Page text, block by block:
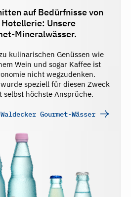
auf Bedürfnisse von
Unsere
Mineralwässer.
kulinarischen Genüssen wie
Wein und sogar Kaffee ist
nicht wegzudenken.
speziell für diesen Zweck
höchste Ansprüche.
Gourmet-Wässer